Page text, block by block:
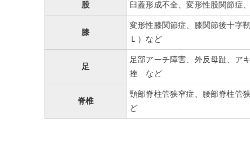
股 臼蓋形成不全、変形性股関節症
膝
変形性膝関節症、膝関節後十字
Ｌ）など
足
足部アーチ障害、外反母趾、ア
挫 など
脊椎
頸部脊柱管狭窄症、腰部脊柱管
ど